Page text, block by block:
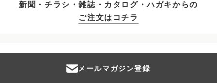
新聞・チラシ・雑誌・カタログ・ハガキからの
ご注文はコチラ
メールマガジン登録